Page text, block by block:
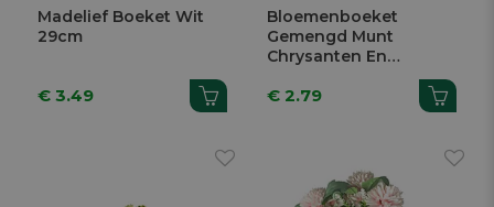
Madelief Boeket Wit
29cm
€ 3.49
Bloemenboeket
Gemengd Munt
Chrysanten En
€ 2.79